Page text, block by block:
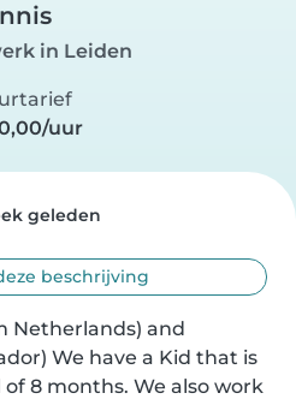
in Leiden
uur
geleden
beschrijving
Netherlands) and
We have a Kid that is
of 8 months. We also work